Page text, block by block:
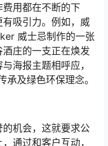
用都在不断的下
吸引力。例如，威
威士忌制作的一张
庄的一支正在焕发
海报主题相呼应，
及绿色环保理念。
机会，这就要求公
通过和客户互动，